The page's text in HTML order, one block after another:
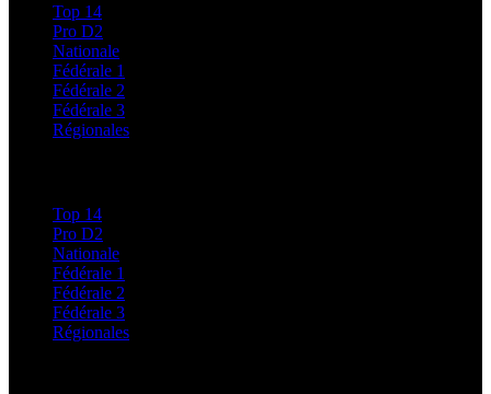
Top 14
Pro D2
Nationale
Fédérale 1
Fédérale 2
Fédérale 3
Régionales
Top 14
Pro D2
Nationale
Fédérale 1
Fédérale 2
Fédérale 3
Régionales